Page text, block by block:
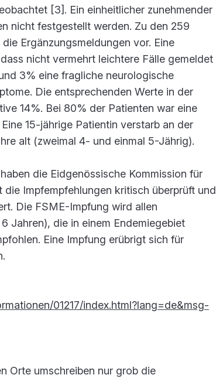
[3]. Ein einheitlicher zunehmender
nicht festgestellt werden. Zu den 259
Ergänzungsmeldungen vor. Eine
nicht vermehrt leichtere Fälle gemeldet
3% eine fragliche neurologische
Die entsprechenden Werte in der
14%. Bei 80% der Patienten war eine
15-jährige Patientin verstarb an der
alt (zweimal 4- und einmal 5-Jährig).
die Eidgenössische Kommission für
Impfempfehlungen kritisch überprüft und
Die FSME-Impfung wird allen
Jahren), die in einem Endemiegebiet
Eine Impfung erübrigt sich für
01217/index.html?lang=de&msg-
Orte umschreiben nur grob die